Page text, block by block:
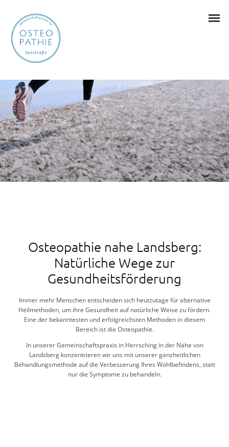
KINDEROSTEOPATHIE
CHIROPRAKTIK HERRSCHING
PHYSIOTHERAPIE
ERNÄHRUNGSMEDIZIN
KOMPLEMENTÄRMED. LABORDIAGNOSTIK
ENTSPANNUNGSTHERAPIE
SCHRÖPFEN
Osteopathie nahe Landsberg:
Natürliche Wege zur
Gesundheitsförderung
Immer mehr Menschen entscheiden sich heutzutage für alternative
Heilmethoden, um ihre Gesundheit auf natürliche Weise zu fördern.
Eine der bekanntesten und erfolgreichsten Methoden in diesem
Bereich ist die Osteopathie.
In unserer Gemeinschaftspraxis in Herrsching in der Nähe von
Landsberg konzentrieren wir uns mit unserer ganzheitlichen
Behandlungsmethode auf die Verbesserung Ihres Wohlbefindens, statt
nur die Symptome zu behandeln.